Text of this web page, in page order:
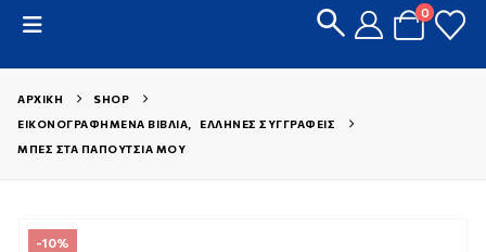
0
ΑΡΧΙΚΉ
SHOP
ΕΙΚΟΝΟΓΡΑΦΗΜΈΝΑ ΒΙΒΛΊΑ,
ΈΛΛΗΝΕΣ ΣΥΓΓΡΑΦΕΊΣ
ΜΠΕΣ ΣΤΑ ΠΑΠΟΎΤΣΙΑ ΜΟΥ
-10%